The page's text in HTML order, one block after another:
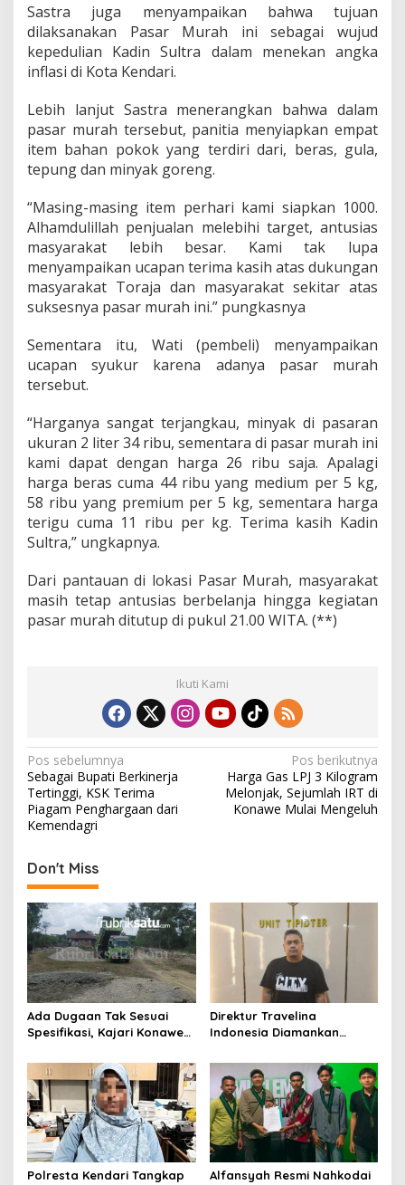
Sastra juga menyampaikan bahwa tujuan
dilaksanakan Pasar Murah ini sebagai wujud
kepedulian Kadin Sultra dalam menekan angka
inflasi di Kota Kendari.
Lebih lanjut Sastra menerangkan bahwa dalam
pasar murah tersebut, panitia menyiapkan empat
item bahan pokok yang terdiri dari, beras, gula,
tepung dan minyak goreng.
“Masing-masing item perhari kami siapkan 1000.
Alhamdulillah penjualan melebihi target, antusias
masyarakat lebih besar. Kami tak lupa
menyampaikan ucapan terima kasih atas dukungan
masyarakat Toraja dan masyarakat sekitar atas
suksesnya pasar murah ini.” pungkasnya
Sementara itu, Wati (pembeli) menyampaikan
ucapan syukur karena adanya pasar murah
tersebut.
“Harganya sangat terjangkau, minyak di pasaran
ukuran 2 liter 34 ribu, sementara di pasar murah ini
kami dapat dengan harga 26 ribu saja. Apalagi
harga beras cuma 44 ribu yang medium per 5 kg,
58 ribu yang premium per 5 kg, sementara harga
terigu cuma 11 ribu per kg. Terima kasih Kadin
Sultra,” ungkapnya.
Dari pantauan di lokasi Pasar Murah, masyarakat
masih tetap antusias berbelanja hingga kegiatan
pasar murah ditutup di pukul 21.00 WITA. (**)
Ikuti Kami
N
a
v
i
g
a
s
i
p
o
s
Pos sebelumnya
Sebagai Bupati Berkinerja
Tertinggi, KSK Terima
Piagam Penghargaan dari
Kemendagri
Pos berikutnya
Harga Gas LPJ 3 Kilogram
Melonjak, Sejumlah IRT di
Konawe Mulai Mengeluh
Don't Miss
Ada Dugaan Tak Sesuai
Spesifikasi, Kajari Konawe
Rupbasan Rp1,9 Miliar
Dihentikan
Direktur Travelina
Indonesia Diamankan
Penelantaran Jemaah
Umrah Masuk Babak Baru
Polresta Kendari Tangkap
Alfansyah Resmi Nahkodai